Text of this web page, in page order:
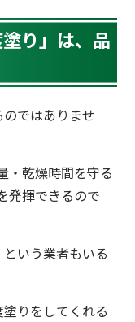
り」は、品
ではありませ
・乾燥時間を守る
発揮できるので
いう業者もいる
りをしてくれる